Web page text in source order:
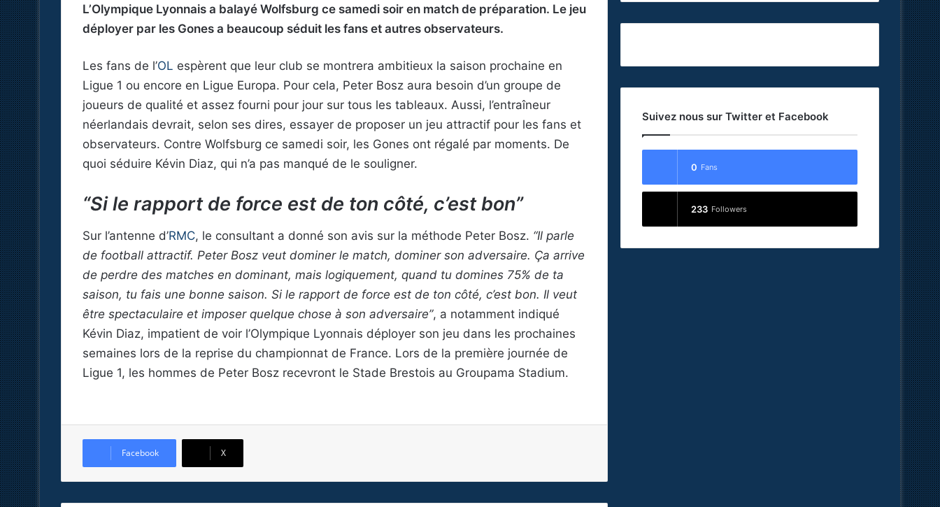
L’Olympique Lyonnais a balayé Wolfsburg ce samedi soir en match de préparation. Le jeu
déployer par les Gones a beaucoup séduit les fans et autres observateurs.
Les fans de l’OL espèrent que leur club se montrera ambitieux la saison prochaine en
Ligue 1 ou encore en Ligue Europa. Pour cela, Peter Bosz aura besoin d’un groupe de
joueurs de qualité et assez fourni pour jour sur tous les tableaux. Aussi, l’entraîneur
néerlandais devrait, selon ses dires, essayer de proposer un jeu attractif pour les fans et
observateurs. Contre Wolfsburg ce samedi soir, les Gones ont régalé par moments. De
quoi séduire Kévin Diaz, qui n’a pas manqué de le souligner.
“Si le rapport de force est de ton côté, c’est bon”
Sur l’antenne d’RMC, le consultant a donné son avis sur la méthode Peter Bosz. “Il parle
de football attractif. Peter Bosz veut dominer le match, dominer son adversaire. Ça arrive
de perdre des matches en dominant, mais logiquement, quand tu domines 75% de ta
saison, tu fais une bonne saison. Si le rapport de force est de ton côté, c’est bon. Il veut
être spectaculaire et imposer quelque chose à son adversaire”, a notamment indiqué
Kévin Diaz, impatient de voir l’Olympique Lyonnais déployer son jeu dans les prochaines
semaines lors de la reprise du championnat de France. Lors de la première journée de
Ligue 1, les hommes de Peter Bosz recevront le Stade Brestois au Groupama Stadium.
Facebook X
Suivez nous sur Twitter et Facebook
0 Fans
233 Followers